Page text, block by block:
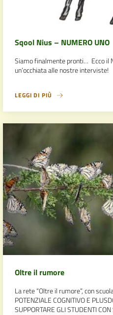
Sqool Nius – NUMERO UNO
Siamo finalmente pronti… Ecco il
un’occhiata alle nostre interviste!
LEGGI DI PIÙ
Oltre il rumore
La rete “Oltre il rumore”, con
POTENZIALE COGNITIVO E
SUPPORTARE GLI STUDENTI